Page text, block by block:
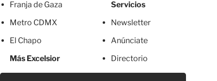
Franja de Gaza
Metro CDMX
El Chapo
Más Excelsior
Servicios
Newsletter
Anúnciate
Directorio